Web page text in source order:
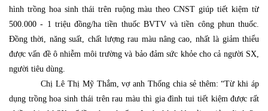
hình trồng hoa sinh thái trên ruộng màu theo CNST giúp tiết kiệm từ
500.000 - 1 triệu đồng/ha tiền thuốc BVTV và tiền công phun thuốc.
Đồng thời, năng suất, chất lượng rau màu nâng cao, nhất là giảm thiểu
được vấn đề ô nhiễm môi trường và bảo đảm sức khỏe cho cả người SX,
người tiêu dùng.
Chị Lê Thị Mỹ Thắm, vợ anh Thống chia sẻ thêm: “Từ khi áp
dụng trồng hoa sinh thái trên rau màu thì gia đình tui tiết kiệm được rất